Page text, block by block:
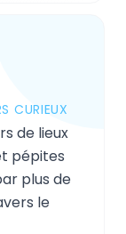
CURIEUX
de lieux
pépites
plus de
le